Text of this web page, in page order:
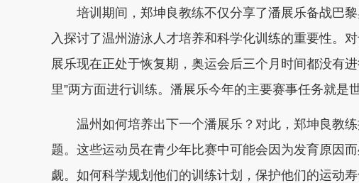
培训期间，郑坤良教练不仅分享了潘展乐备战巴黎
入探讨了温州游泳人才培养和科学化训练的重要性。
展乐现在正处于恢复期，奥运会后三个月时间都没有
里”两方面进行训练。潘展乐今年的主要赛事任务就是
温州如何培养出下一个潘展乐？对此，郑坤良教练
题。这些运动员在青少年比赛中可能会因为发育原因
觑。如何科学规划他们的训练计划，保护他们的运动